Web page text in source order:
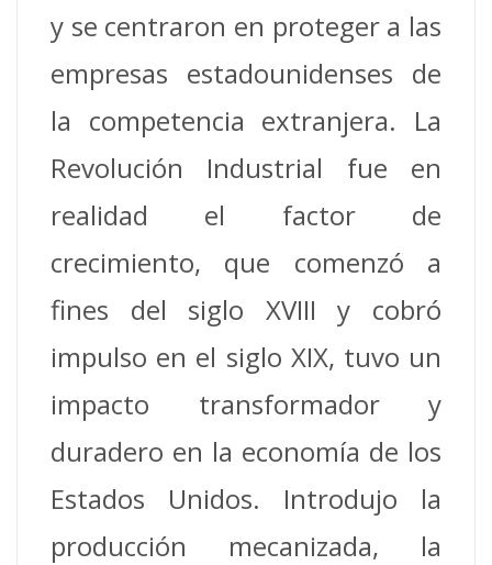
y se centraron en proteger a las
empresas estadounidenses de
la competencia extranjera. La
Revolución Industrial fue en
realidad el factor de
crecimiento, que comenzó a
fines del siglo XVIII y cobró
impulso en el siglo XIX, tuvo un
impacto transformador y
duradero en la economía de los
Estados Unidos.
Introdujo la
producción mecanizada, la